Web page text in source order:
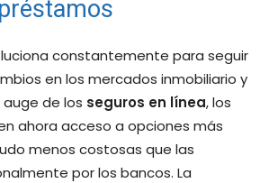
constantemente para seguir
en los mercados inmobiliario y
auge de los seguros en línea, los
ahora acceso a opciones más
menos costosas que las
por los bancos. La